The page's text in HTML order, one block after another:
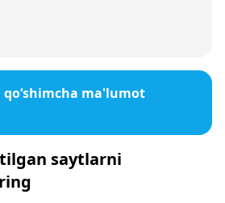
qo‘shimcha ma'lumot
saytlarni